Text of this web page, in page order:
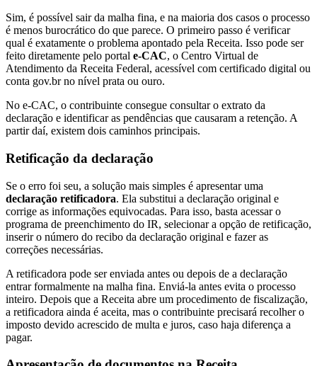
Sim, é possível sair da malha fina, e na maioria dos casos o processo
é menos burocrático do que parece. O primeiro passo é verificar
qual é exatamente o problema apontado pela Receita. Isso pode ser
feito diretamente pelo portal e-CAC, o Centro Virtual de
Atendimento da Receita Federal, acessível com certificado digital ou
conta gov.br no nível prata ou ouro.
No e-CAC, o contribuinte consegue consultar o extrato da
declaração e identificar as pendências que causaram a retenção. A
partir daí, existem dois caminhos principais.
Retificação da declaração
Se o erro foi seu, a solução mais simples é apresentar uma
declaração retificadora. Ela substitui a declaração original e
corrige as informações equivocadas. Para isso, basta acessar o
programa de preenchimento do IR, selecionar a opção de retificação,
inserir o número do recibo da declaração original e fazer as
correções necessárias.
A retificadora pode ser enviada antes ou depois de a declaração
entrar formalmente na malha fina. Enviá-la antes evita o processo
inteiro. Depois que a Receita abre um procedimento de fiscalização,
a retificadora ainda é aceita, mas o contribuinte precisará recolher o
imposto devido acrescido de multa e juros, caso haja diferença a
pagar.